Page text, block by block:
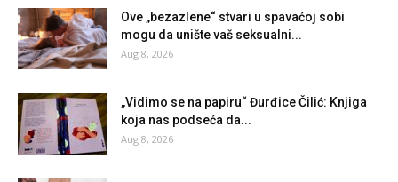
Ove „bezazlene“ stvari u spavaćoj sobi
mogu da unište vaš seksualni...
Aug 8, 2026
„Vidimo se na papiru“ Đurđice Čilić: Knjiga
koja nas podseća da...
Aug 8, 2026